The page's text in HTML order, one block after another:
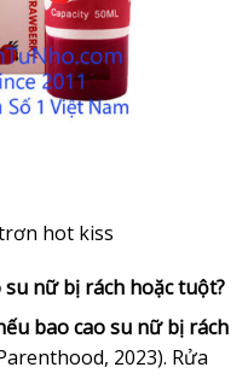
hot kiss
nữ bị rách hoặc tuột?
bao cao su nữ bị rách
2023). Rửa